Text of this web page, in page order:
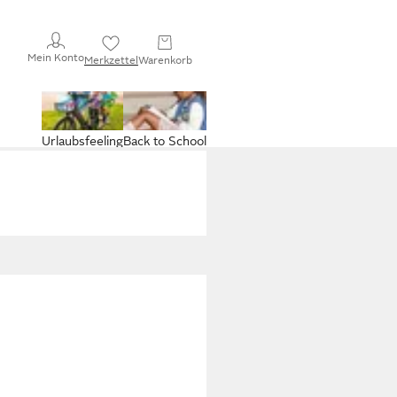
Mein KontoMerkzettelWarenkorb
Back to School
Urlaubsfeeling